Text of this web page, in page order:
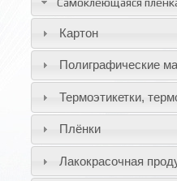
Самоклеющаяся
Картон
Полиграфические
Термоэтикетки,
Плёнки
Лакокрасочная